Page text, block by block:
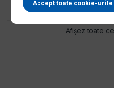
Afișez toate
Accept toate cookie-urile